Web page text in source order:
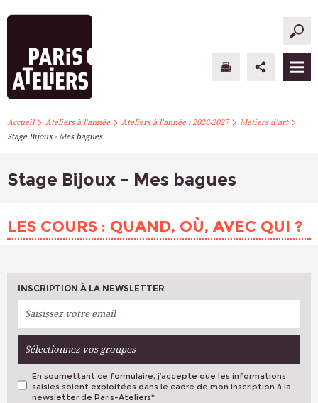
PARIS ATELIERS
ATELIERS À L’ANNÉE
STAGES PONCTUELS
S’INSCRIRE
Accueil> Ateliers à l’année> Ateliers à l’année : 2026-2027> Métiers d’art>
Stage Bijoux - Mes bagues
Stage Bijoux - Mes bagues
LES COURS : QUAND, OÙ, AVEC QUI ?
INSCRIPTION À LA NEWSLETTER
Sélectionnez vos groupes
En soumettant ce formulaire, j’accepte que les informations
saisies soient exploitées dans le cadre de mon inscription à la
newsletter de Paris-Ateliers*